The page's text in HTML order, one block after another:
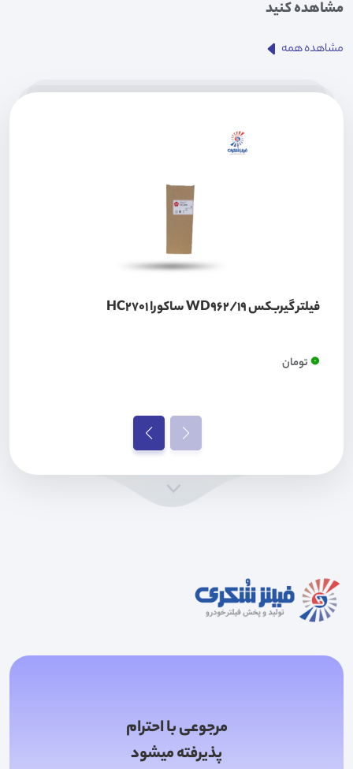
مشاهده کنید
مشاهده همه
فیلتر گیربکس WD962/19 ساکورا HC2701
0تومان
مرجوعی با احترام
پذیرفته میشود